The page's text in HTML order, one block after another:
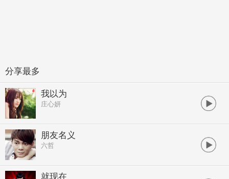
分享最多
我以为
庄心妍
朋友名义
六哲
就现在